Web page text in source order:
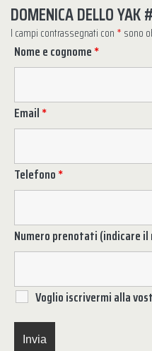
DOMENICA DELLO YAK
I campi contrassegnati con * sono
Nome e cognome*
Email*
Telefono*
Numero prenotati (indicare
Voglio iscrivermi alla